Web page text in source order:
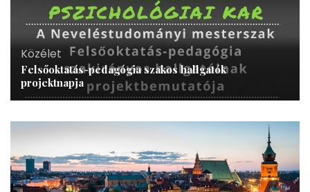
Közélet
Felsőoktatás-pedagógia szakos hallgatók
projektnapja